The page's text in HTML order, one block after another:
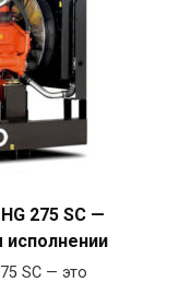
275 SC —
SC — это